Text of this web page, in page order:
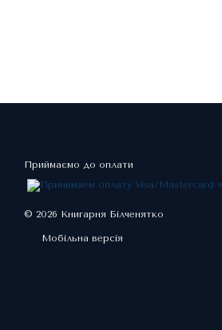
Приймаємо до оплати
© 2026 Книгарня Білченятко
Мобільна версія